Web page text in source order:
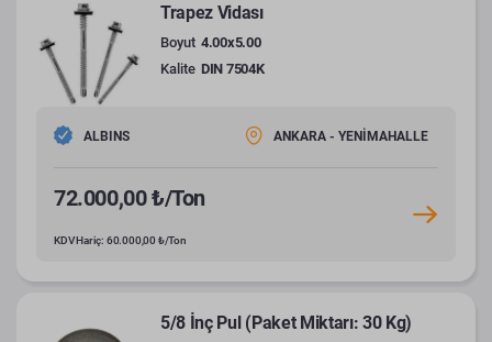
Trapez Vidası
Boyut 4.00x5.00
Kalite DIN 7504K
ALBINS ANKARA - YENİMAHALLE
72.000,00 ₺/Ton
KDV Hariç: 60.000,00 ₺/Ton
5/8 İnç Pul (Paket Miktarı: 30 Kg)